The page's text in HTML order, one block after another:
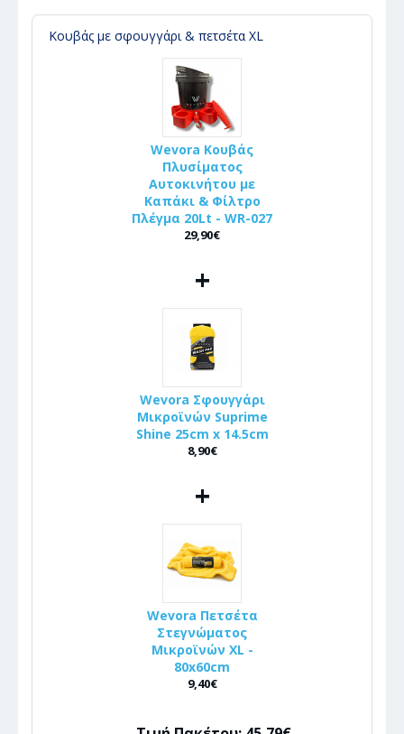
Κουβάς με σφουγγάρι & πετσέτα XL
Wevora Κουβάς
Πλυσίματος
Αυτοκινήτου με
Καπάκι & Φίλτρο
Πλέγμα 20Lt - WR-027
29,90€
+
Wevora Σφουγγάρι
Μικροϊνών Suprime
Shine 25cm x 14.5cm
8,90€
+
Wevora Πετσέτα
Στεγνώματος
Μικροϊνών XL -
80x60cm
9,40€